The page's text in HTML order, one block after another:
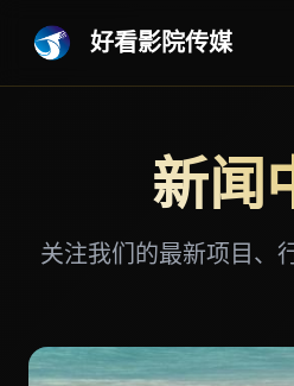
好看影院传媒
新闻
关注我们的最新项目、